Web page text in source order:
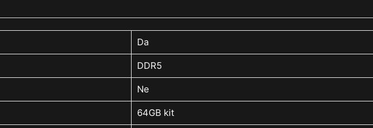
Da
DDR5
Ne
64GB kit